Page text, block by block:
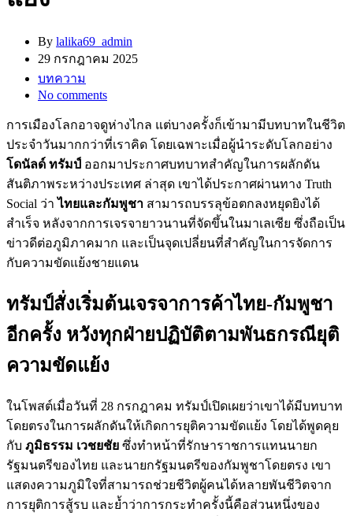
By lalika69_admin
29 กรกฎาคม 2025
บทความ
No comments
การเมืองโลกอาจดูห่างไกล แต่บางครั้งก็เข้ามามีบทบาทในชีวิต
ประจำวันมากกว่าที่เราคิด โดยเฉพาะเมื่อผู้นำระดับโลกอย่าง
โดนัลด์ ทรัมป์ ออกมาประกาศบทบาทสำคัญในการผลักดัน
สันติภาพระหว่างประเทศ ล่าสุด เขาได้ประกาศผ่านทาง Truth
Social ว่าไทยและกัมพูชา สามารถบรรลุข้อตกลงหยุดยิงได้
สำเร็จ หลังจากการเจรจายาวนานที่จัดขึ้นในมาเลเซีย ซึ่งถือเป็น
ข่าวดีต่อภูมิภาคมาก และเป็นจุดเปลี่ยนที่สำคัญในการจัดการ
กับความขัดแย้งชายแดน
ทรัมป์สั่งเริ่มต้นเจรจาการค้าไทย-กัมพูชา
อีกครั้ง หวังทุกฝ่ายปฏิบัติตามพันธกรณียุติ
ความขัดแย้ง
ในโพสต์เมื่อวันที่ 28 กรกฎาคม ทรัมป์เปิดเผยว่าเขาได้มีบทบาท
โดยตรงในการผลักดันให้เกิดการยุติความขัดแย้ง โดยได้พูดคุย
กับ ภูมิธรรม เวชยชัย ซึ่งทำหน้าที่รักษาราชการแทนนายก
รัฐมนตรีของไทย และนายกรัฐมนตรีของกัมพูชาโดยตรง เขา
แสดงความภูมิใจที่สามารถช่วยชีวิตผู้คนได้หลายพันชีวิตจาก
การยุติการสู้รบ และย้ำว่าการกระทำครั้งนี้คือส่วนหนึ่งของ